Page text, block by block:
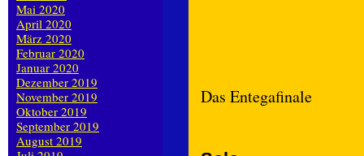
Das Entegafinale
Mai 2020
April 2020
März 2020
Februar 2020
Januar 2020
Dezember 2019
November 2019
Oktober 2019
September 2019
August 2019